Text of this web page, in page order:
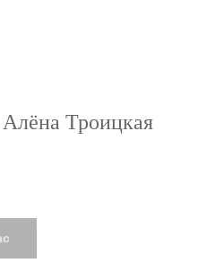
Троицкая